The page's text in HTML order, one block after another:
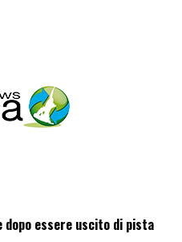
dopo essere uscito di pista